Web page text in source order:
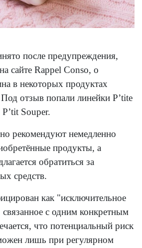
после предупреждения,
сайте Rappel Conso, о
в некоторых продуктах
Под отзыв попали линейки P’tite
Souper.
рекомендуют немедленно
продукты, а
обратиться за
средств.
как "исключительное
с одним конкретным
что потенциальный риск
лишь при регулярном